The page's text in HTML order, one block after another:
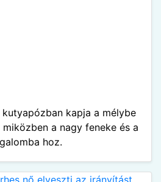
kapja a mélybe
a nagy feneke és a
hoz.